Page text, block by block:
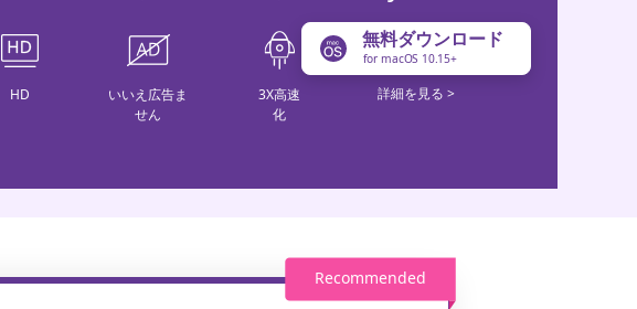
HD
いいえ広告ま
せん
3X高速
化
無料ダウンロード
for macOS 10.15+
詳細を見る >